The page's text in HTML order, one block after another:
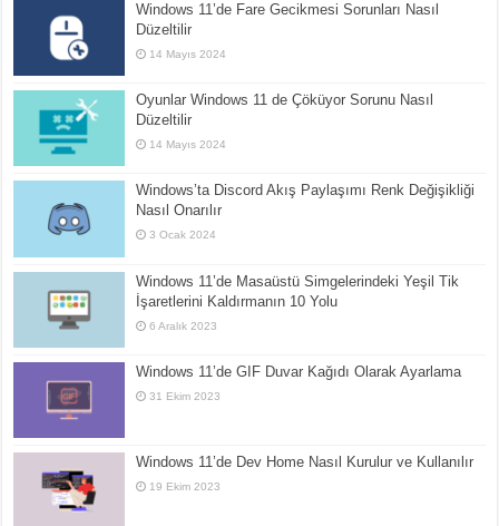
Windows 11’de Fare Gecikmesi Sorunları Nasıl
Düzeltilir
14 Mayıs 2024
Oyunlar Windows 11 de Çöküyor Sorunu Nasıl
Düzeltilir
14 Mayıs 2024
Windows’ta Discord Akış Paylaşımı Renk Değişikliği
Nasıl Onarılır
3 Ocak 2024
Windows 11’de Masaüstü Simgelerindeki Yeşil Tik
İşaretlerini Kaldırmanın 10 Yolu
6 Aralık 2023
Windows 11’de GIF Duvar Kağıdı Olarak Ayarlama
31 Ekim 2023
Windows 11’de Dev Home Nasıl Kurulur ve Kullanılır
19 Ekim 2023